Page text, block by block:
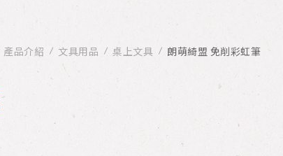
產品介紹 文具用品 桌上文具 朗萌綺盟 免削彩虹筆